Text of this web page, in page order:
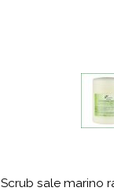
Scrub sale marino